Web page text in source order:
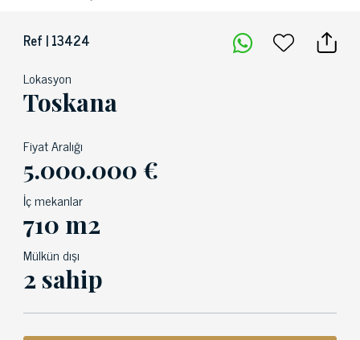
Ref | 13424
Lokasyon
Toskana
Fiyat Aralığı
5.000.000 €
İç mekanlar
710 m2
Mülkün dışı
2 sahip